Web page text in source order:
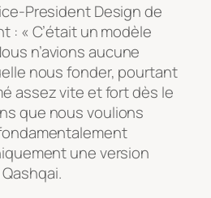
President Design de
: « C’était un modèle
n’avions aucune
nous fonder, pourtant
assez vite et fort dès le
que nous voulions
une version